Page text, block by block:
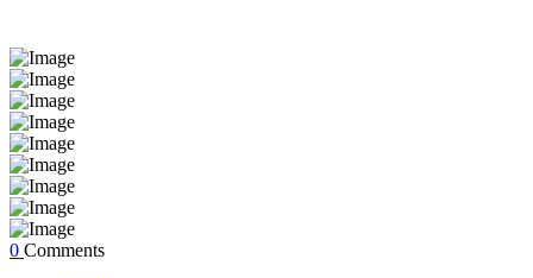
0 Comments